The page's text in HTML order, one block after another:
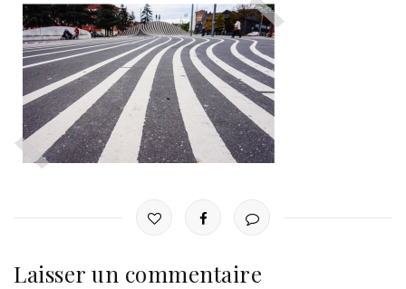
Laisser un commentaire